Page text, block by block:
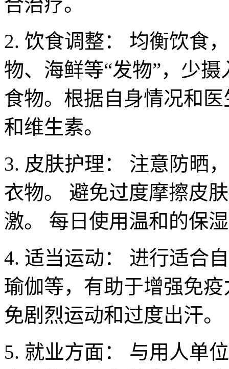
合治疗。
2. 饮食调整： 均衡饮食
物、海鲜等“发物”，少
食物。根据自身情况和
和维生素。
3. 皮肤护理： 注意防晒
衣物。 避免过度摩擦皮
激。 每日使用温和的保
4. 适当运动： 进行适合
瑜伽等，有助于增强免
免剧烈运动和过度出汗。
5. 就业方面： 与用人单